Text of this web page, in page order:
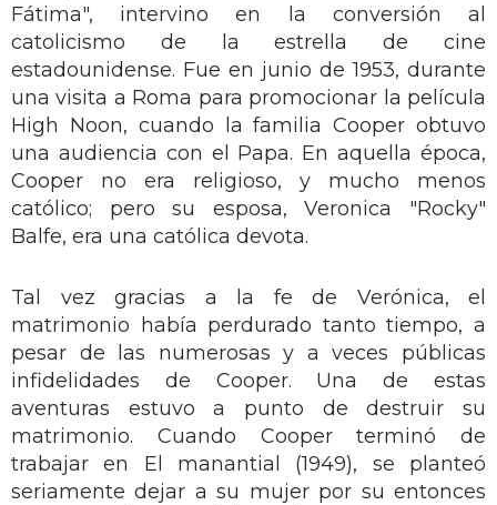
Fátima", intervino en la conversión al
catolicismo de la estrella de cine
estadounidense. Fue en junio de 1953, durante
una visita a Roma para promocionar la película
High Noon, cuando la familia Cooper obtuvo
una audiencia con el Papa. En aquella época,
Cooper no era religioso, y mucho menos
católico; pero su esposa, Veronica "Rocky"
Balfe, era una católica devota.
Tal vez gracias a la fe de Verónica, el
matrimonio había perdurado tanto tiempo, a
pesar de las numerosas y a veces públicas
infidelidades de Cooper. Una de estas
aventuras estuvo a punto de destruir su
matrimonio. Cuando Cooper terminó de
trabajar en El manantial (1949), se planteó
seriamente dejar a su mujer por su entonces